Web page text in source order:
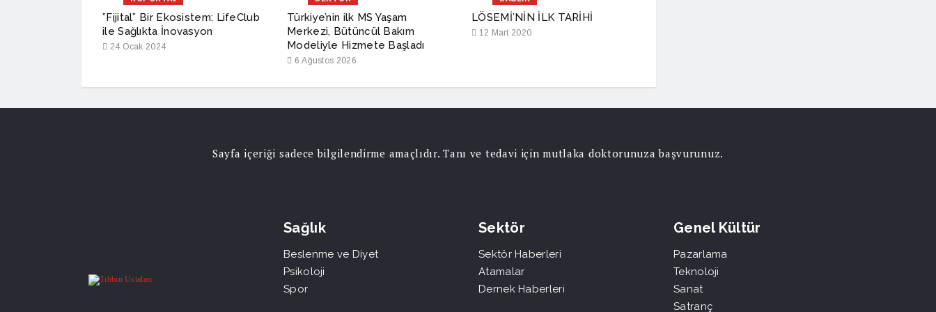
”Fijital” Bir Ekosistem: LifeClub
ile Sağlıkta İnovasyon
24 Ocak 2024
Türkiye’nin ilk MS Yaşam
Merkezi, Bütüncül Bakım
Modeliyle Hizmete Başladı
6 Ağustos 2026
LÖSEMİ’NİN İLK TARİHİ
12 Mart 2020
Sayfa içeriği sadece bilgilendirme amaçlıdır. Tanı ve tedavi için mutlaka doktorunuza başvurunuz.
Sağlık
Beslenme ve Diyet
Psikoloji
Spor
Sektör
Sektör Haberleri
Atamalar
Dernek Haberleri
Genel Kültür
Pazarlama
Teknoloji
Sanat
Satranç